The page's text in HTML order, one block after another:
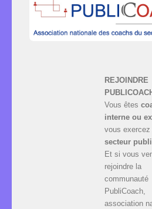
REJOINDRE
Vous êtes
interne ou
vous exercez
secteur
Et si vous
rejoindre la
communauté
PubliCoach,
association